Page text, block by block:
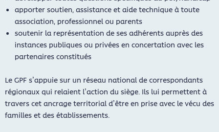
apporter soutien, assistance et aide technique à toute
association, professionnel ou parents
soutenir la représentation de ses adhérents auprès des
instances publiques ou privées en concertation avec les
partenaires constitués
Le GPF s’appuie sur un réseau national de correspondants
régionaux qui relaient l’action du siège. Ils lui permettent à
travers cet ancrage territorial d’être en prise avec le vécu des
familles et des établissements.